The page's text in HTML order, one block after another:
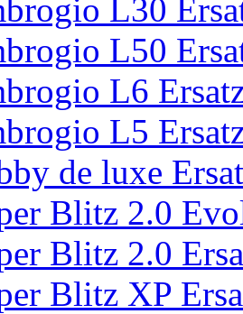
L30
L50
L6
L5
de luxe
Blitz 2.0
Blitz 2.0
Blitz XP